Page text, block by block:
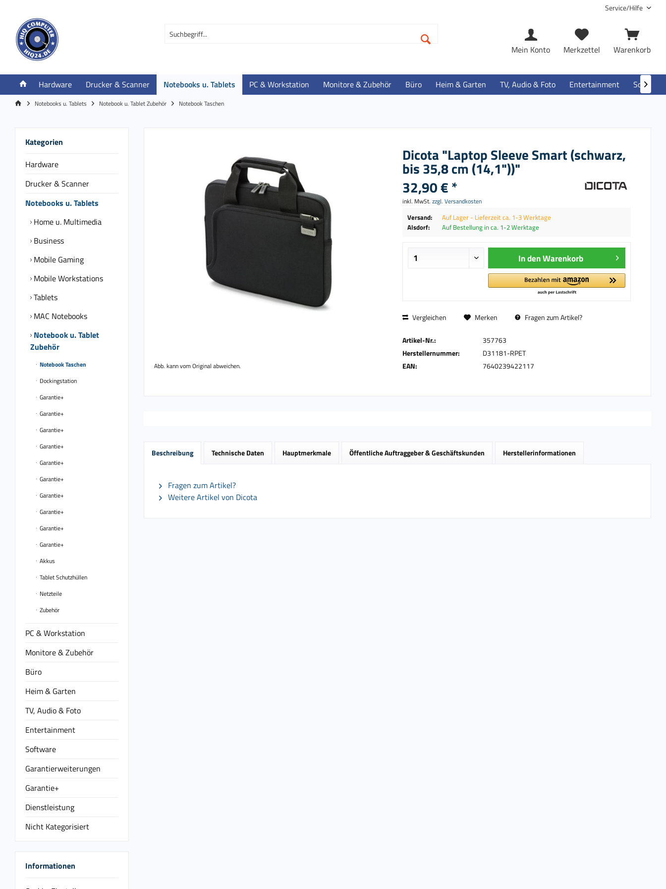
Service/Hilfe
Warenkorb
Merkzettel
Mein Konto
Hardware Drucker & Scanner Notebooks u. Tablets PC & Workstation Monitore & Zubehör Büro Heim & Garten TV, Audio & Foto Entertainment Software

Notebooks u. Tablets Notebook u. Tablet Zubehör Notebook Taschen
Kategorien
Hardware
Drucker & Scanner
Notebooks u. Tablets
Home u. Multimedia
Business
Mobile Gaming
Mobile Workstations
Tablets
MAC Notebooks
Notebook u. Tablet
Zubehör
Notebook Taschen
Dockingstation
Garantie+
Garantie+
Garantie+
Garantie+
Garantie+
Garantie+
Garantie+
Garantie+
Garantie+
Garantie+
Akkus
Tablet Schutzhüllen
Netzteile
Zubehör
PC & Workstation
Monitore & Zubehör
Büro
Heim & Garten
TV, Audio & Foto
Entertainment
Software
Garantierweiterungen
Garantie+
Dienstleistung
Nicht Kategorisiert
Informationen
Abb. kann vom Original abweichen.
Dicota "Laptop Sleeve Smart (schwarz,
bis 35,8 cm (14,1"))"
32,90 € *
inkl. MwSt. zzgl. Versandkosten
Versand:
Auf Lager - Lieferzeit ca. 1-3 Werktage
Alsdorf:
Auf Bestellung in ca. 1-2 Werktage
In denWarenkorb
Vergleichen Merken Fragen zum Artikel?
Artikel-Nr.:
357763
Herstellernummer:
D31181-RPET
EAN:
7640239422117
Beschreibung Technische Daten Hauptmerkmale Öffentliche Auftraggeber & Geschäftskunden Herstellerinformationen
Fragen zum Artikel?
Weitere Artikel von Dicota